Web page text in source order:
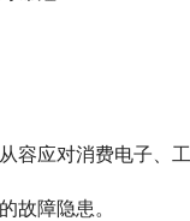
故障隐患。